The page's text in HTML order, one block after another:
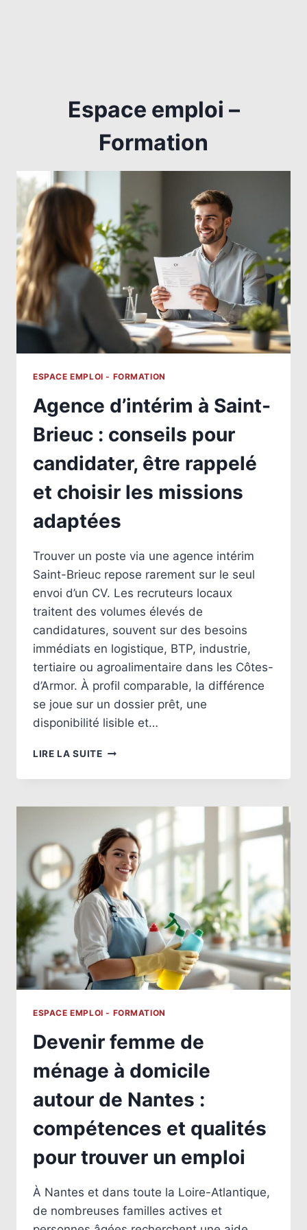
Espace emploi –
Formation
ESPACE EMPLOI - FORMATION
Agence d’intérim à Saint-
Brieuc : conseils pour
candidater, être rappelé
et choisir les missions
adaptées
Trouver un poste via une agence intérim
Saint-Brieuc repose rarement sur le seul
envoi d’un CV. Les recruteurs locaux
traitent des volumes élevés de
candidatures, souvent sur des besoins
immédiats en logistique, BTP, industrie,
tertiaire ou agroalimentaire dans les Côtes-
d’Armor. À profil comparable, la différence
se joue sur un dossier prêt, une
disponibilité lisible et…
LIRE LA SUITEAGENCE
À
BRIEUC
CONSEILS
POUR
CANDIDATER,
ÊTRE
RAPPELÉ
ET
CHOISIR
LES
MISSIONS
ADAPTÉES
ESPACE EMPLOI - FORMATION
Devenir femme de
ménage à domicile
autour de Nantes :
compétences et qualités
pour trouver un emploi
À Nantes et dans toute la Loire-Atlantique,
de nombreuses familles actives et